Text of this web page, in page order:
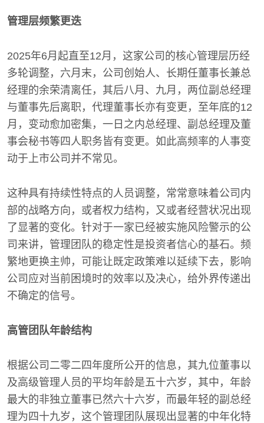
管理层频繁更迭
2025年6月起直至12月，这家公司的核心管理层历经
多轮调整，六月末，公司创始人、长期任董事长兼总
经理的余荣清离任，其后八月、九月，两位副总经理
与董事先后离职，代理董事长亦有变更，至年底的12
月，变动愈加密集，一日之内总经理、副总经理及董
事会秘书等四人职务皆有变更。如此高频率的人事变
动于上市公司并不常见。
这种具有持续性特点的人员调整，常常意味着公司内
部的战略方向，或者权力结构，又或者经营状况出现
了显著的变化。针对于一家已经被实施风险警示的公
司来讲，管理团队的稳定性是投资者信心的基石。频
繁地更换主帅，可能让既定政策难以延续下去，影响
公司应对当前困境时的效率以及决心，给外界传递出
不确定的信号。
高管团队年龄结构
根据公司二零二四年度所公开的信息，其九位董事以
及高级管理人员的平均年龄是五十六岁，其中，年龄
最大的非独立董事已然六十六岁，而最年轻的副总经
理为四十九岁，这个管理团队展现出显著的中年化特